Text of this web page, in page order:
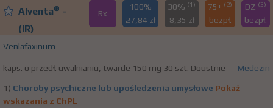
Alventa® -
(IR)
Rx
100%
27,84 zł
30% (1)
8,35 zł
75+ (2)
bezpł.
DZ (3)
bezpł.
Venlafaxinum
kaps. o przedł. uwalnianiu, twarde 150 mg 30 szt. Doustnie Medezin
1) Choroby psychiczne lub upośledzenia umysłowe Pokaż
wskazania z ChPL